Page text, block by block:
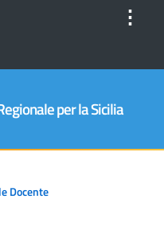
⋮
per la Sicilia
Docente